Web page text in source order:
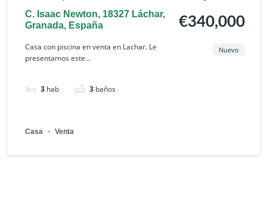
C. Isaac Newton, 18327 Láchar,
Granada, España
Casa con piscina en venta en Lachar. Le
presentamos este...
3 hab 3 baños
€340,000
Nuevo
Casa Venta